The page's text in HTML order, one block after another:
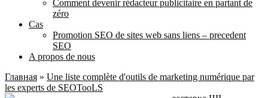
Comment devenir rédacteur publicitaire en partant de
zéro
Cas
Promotion SEO de sites web sans liens – precedent
SEO
A propos de nous
Главная » Une liste complète d'outils de marketing numérique par
les experts de SEOTooLS